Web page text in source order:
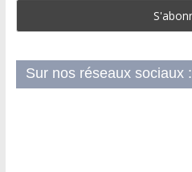
Sur nos réseaux sociaux :